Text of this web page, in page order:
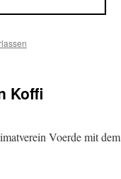
Koffi
Voerde mit